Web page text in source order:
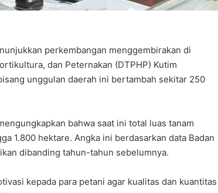
perkembangan menggembirakan di
dan Peternakan (DTPHP) Kutim
unggulan daerah ini bertambah sekitar 250
bahwa saat ini total luas tanam
1.800 hektare. Angka ini berdasarkan data Badan
dibanding tahun-tahun sebelumnya.
kepada para petani agar kualitas dan kuantitas